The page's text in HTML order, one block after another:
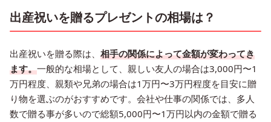
出産祝いを贈るプレゼントの相場は？
出産祝いを贈る際は、 相手の関係によって金額が変わってき
ます。一般的な相場として、親しい友人の場合は3,000円〜1
万円程度、親類や兄弟の場合は1万円〜3万円程度を目安に贈
り物を選ぶのがおすすめです。会社や仕事の関係では、多人
数で贈る事が多いので総額5,000円〜1万円以内の金額で贈る